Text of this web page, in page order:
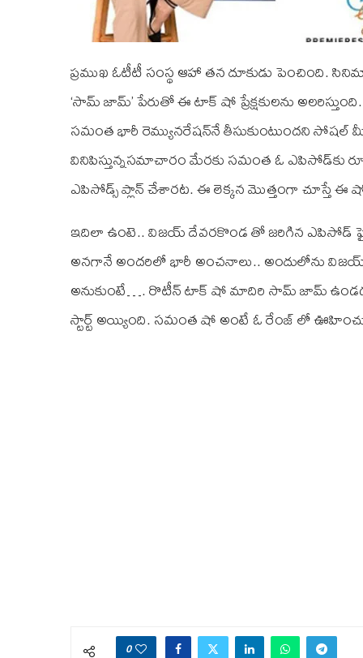
ప్రముఖ ఓటీటీ సంస్థ ఆహా తన దూకుడు పెంచింది.
‘సామ్ జామ్’ పేరుతో ఈ టాక్ షో ప్రేక్షకులను
సమంత భారీ రెమ్యునరేషన్‌నే తీసుకుంటుందని సోషల్
వినిపిస్తున్నసమాచారం మేరకు సమంత ఓ ఎపిసోడ్‌‌కు
ఎపిసోడ్స్‌ ప్లాన్‌ చేశారట. ఈ లెక్కన మొత్తంగా చూస్తే ఈ షో
ఇదిలా ఉంటె.. విజయ్ దేవరకొండ తో జరిగిన ఎపిసోడ్
అనగానే అందరిలో భారీ అంచనాలు.. అందులోను
అనుకుంటే…. రొటీన్ టాక్ షో మాదిరి సామ్ జామ్
స్టార్ట్ అయ్యింది. సమంత షో అంటే ఓ రేంజ్ లో
0